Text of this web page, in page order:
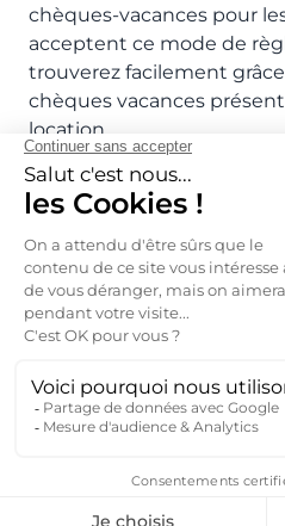
chèques-vacances pour
acceptent ce mode de
trouverez facilement
chèques vacances
location.
Quelles sont les
pour les locations
Pour faciliter vos locations
nous avons listé les 13
localisés les gentils hôtes
Alpes, appartement
appartement vacances
vacances Centre-Val de
vacances Corse